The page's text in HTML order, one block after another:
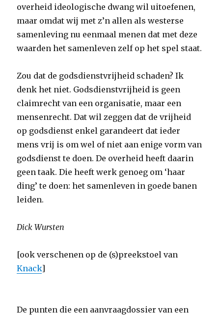
overheid ideologische dwang wil uitoefenen,
maar omdat wij met z’n allen als westerse
samenleving nu eenmaal menen dat met deze
waarden het samenleven zelf op het spel staat.
Zou dat de godsdienstvrijheid schaden? Ik
denk het niet. Godsdienstvrijheid is geen
claimrecht van een organisatie, maar een
mensenrecht. Dat wil zeggen dat de vrijheid
op godsdienst enkel garandeert dat ieder
mens vrij is om wel of niet aan enige vorm van
godsdienst te doen. De overheid heeft daarin
geen taak. Die heeft werk genoeg om ‘haar
ding’ te doen: het samenleven in goede banen
leiden.
Dick Wursten
[ook verschenen op de (s)preekstoel van
Knack]
De punten die een aanvraagdossier van een